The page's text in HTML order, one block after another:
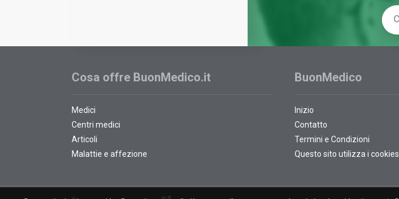
Cosa offre BuonMedico.it
Medici
Centri medici
Articoli
Malattie e affezione
BuonMedico
Inizio
Contatto
Termini e Condizioni
Questo sito utilizza i cookies